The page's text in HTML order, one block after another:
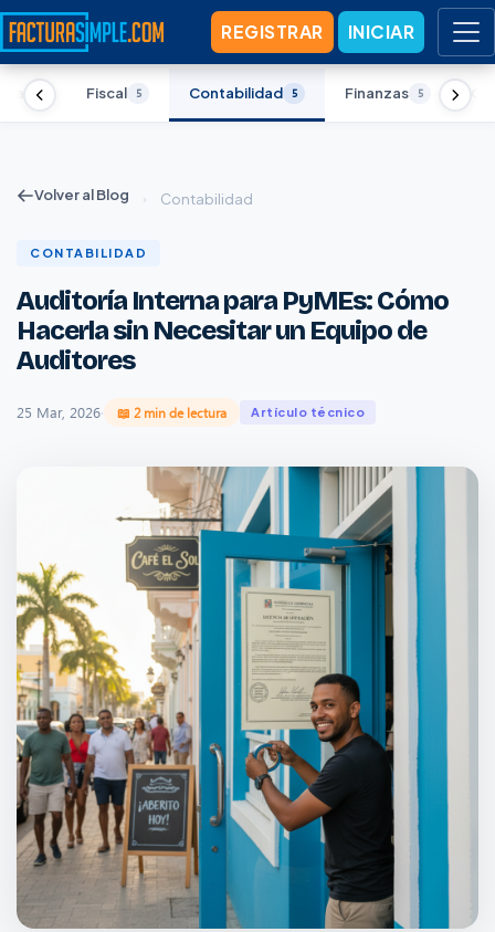
REGISTRAR INICIAR
5 Fiscal 5 Contabilidad 5 Finanzas 5
Volver al Blog › Contabilidad
CONTABILIDAD
Auditoría Interna para PyMEs: Cómo
Hacerla sin Necesitar un Equipo de
Auditores
25 Mar, 2026· 📖 2 min de lectura Artículo técnico